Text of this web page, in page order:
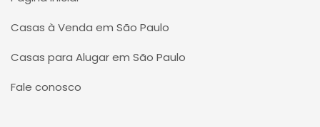
Casas à Venda em São Paulo
Casas para Alugar em São Paulo
Fale conosco